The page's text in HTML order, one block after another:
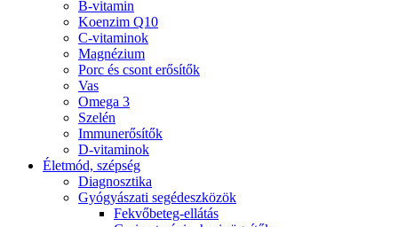
B-vitamin
Koenzim Q10
C-vitaminok
Magnézium
Porc és csont erősítők
Vas
Omega 3
Szelén
Immunerősítők
D-vitaminok
Életmód, szépség
Diagnosztika
Gyógyászati segédeszközök
Fekvőbeteg-ellátás